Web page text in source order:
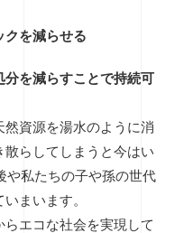
クを減らせる
を減らすことで持続可
然資源を湯水のように消
らしてしまうと今はい
や私たちの子や孫の世代
まいます。
エコな社会を実現して